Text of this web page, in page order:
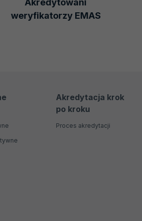
weryfikatorzy EMAS
Akredytacja krok
po kroku
Proces akredytacji